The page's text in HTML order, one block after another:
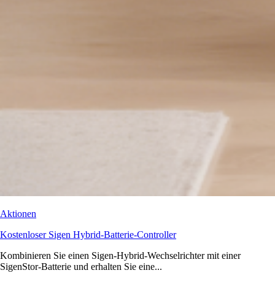
Aktionen
Kostenloser Sigen Hybrid-Batterie-Controller
Kombinieren Sie einen Sigen-Hybrid-Wechselrichter mit einer
SigenStor-Batterie und erhalten Sie eine...